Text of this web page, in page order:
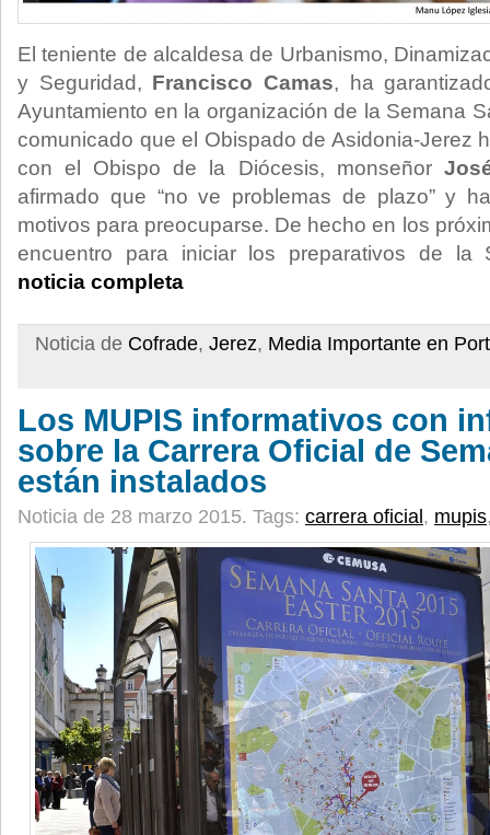
El teniente de alcaldesa de Urbanismo,
y Seguridad, Francisco Camas, ha
Ayuntamiento en la organización de la Semana
comunicado que el Obispado de Asidonia-Jerez
con el Obispo de la Diócesis, monseñor
afirmado que “no ve problemas de plazo” y
motivos para preocuparse. De hecho en los
encuentro para iniciar los preparativos de la
noticia completa
Noticia de Cofrade, Jerez, Media Importante en
Los MUPIS informativos con
sobre la Carrera Oficial de
están instalados
Noticia de 28 marzo 2015. Tags: carrera oficial , mupis